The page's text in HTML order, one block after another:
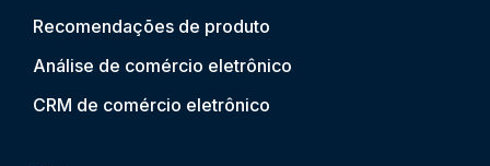
Recomendações de produto
Análise de comércio eletrônico
CRM de comércio eletrônico